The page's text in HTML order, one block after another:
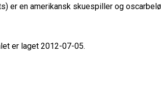
er en amerikansk skuespiller og
er laget 2012-07-05.